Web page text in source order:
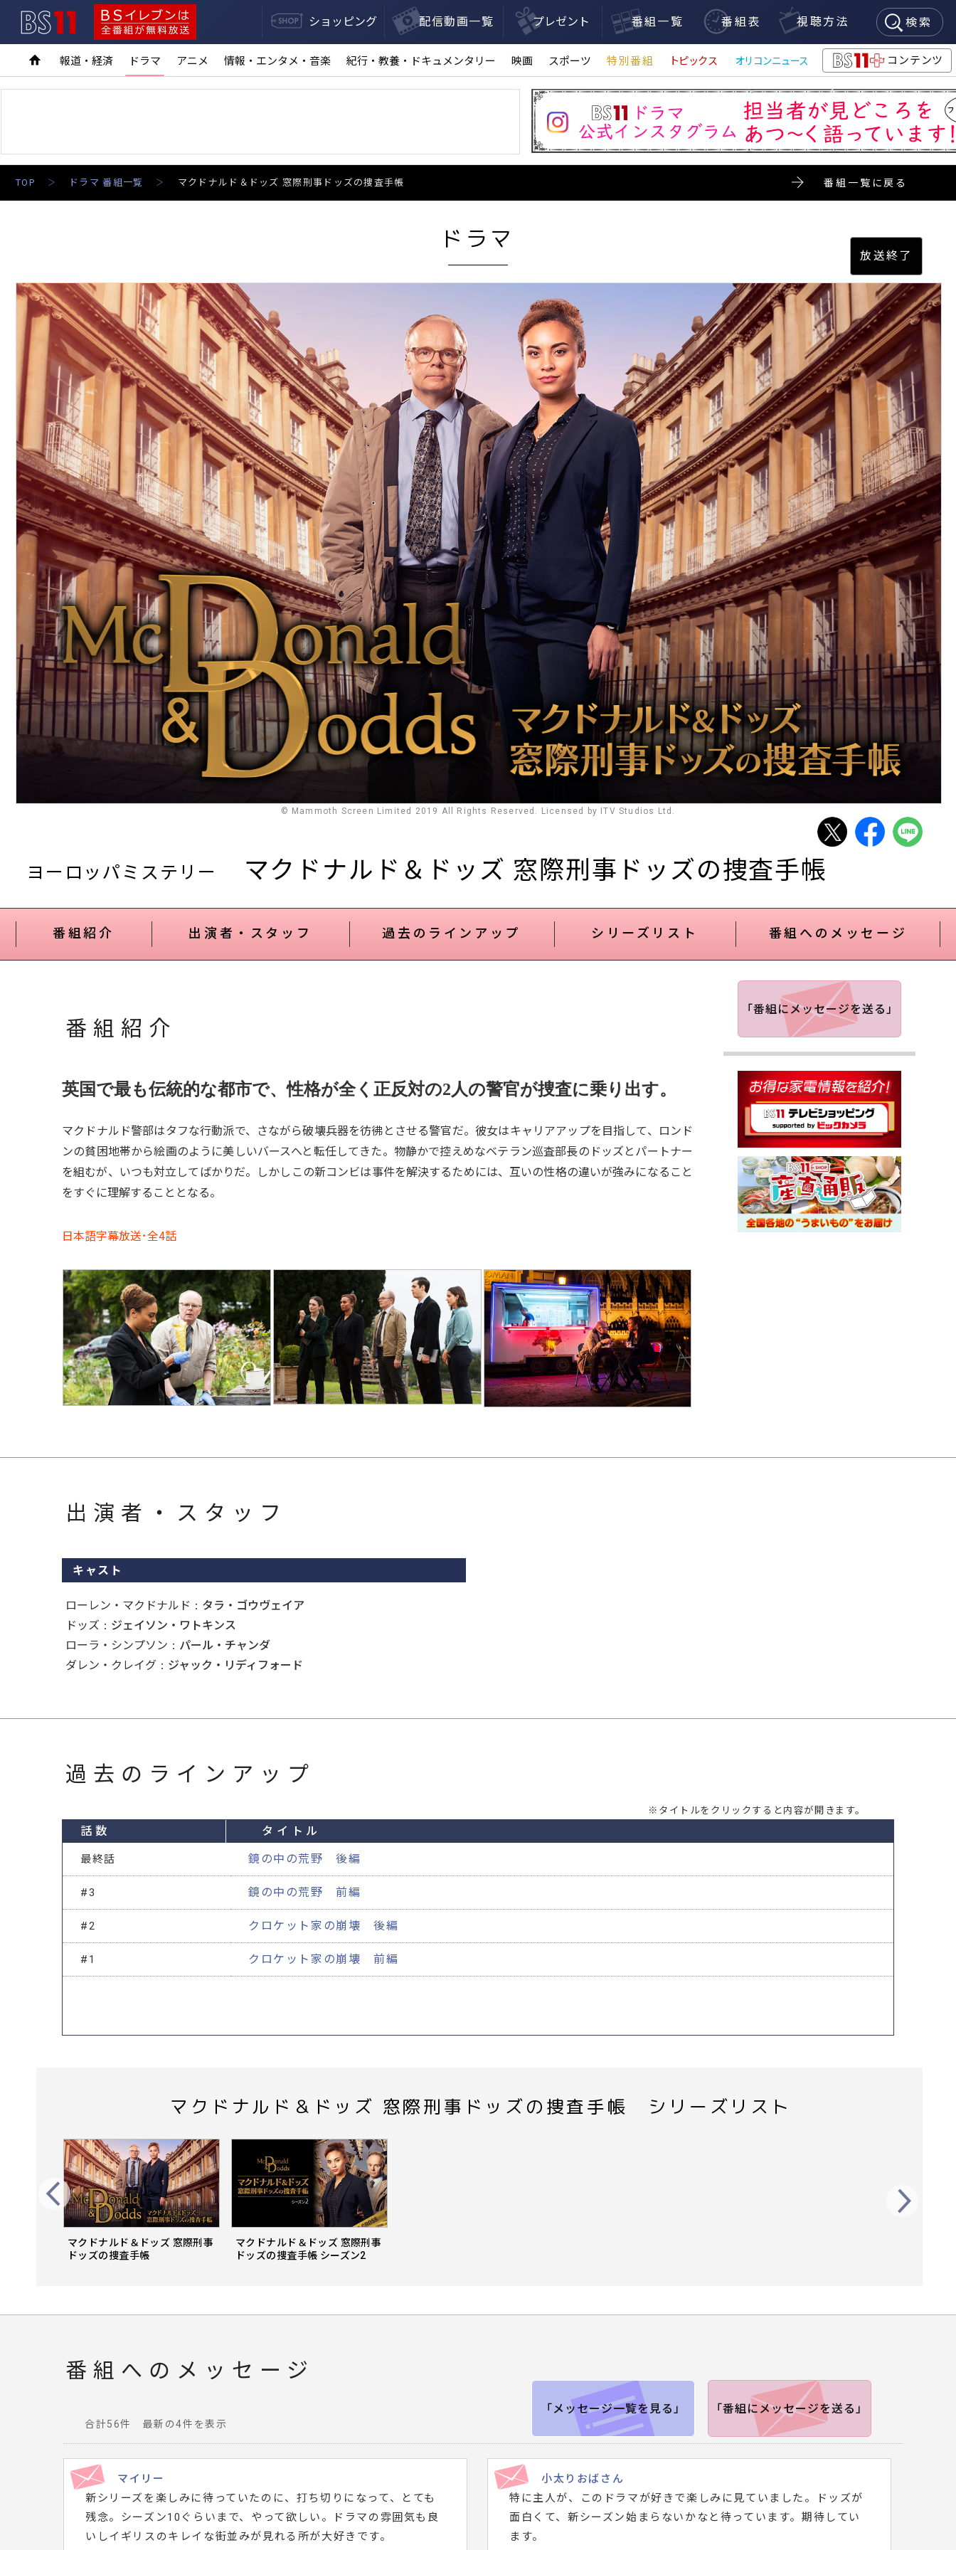
BSイレブンは全番組が無料放送
ショッピング 配信動画一覧 プレゼント 番組一覧 番組表 視聴方法 検索
報道・経済 ドラマ アニメ 情報・エンタメ・音楽 紀行・教養・ドキュメンタリー 映画 スポーツ 特別番組 トピックス
オリコンニュース
BS11+
コンテンツ
TOP ドラマ 番組一覧 マクドナルド＆ドッズ 窓際刑事ドッズの捜査手帳 番組一覧に戻る
ドラマ
© Mammoth Screen Limited 2019 All Rights Reserved. Licensed by ITV Studios Ltd.
ヨーロッパミステリー マクドナルド＆ドッズ 窓際刑事ドッズの捜査手帳
番組紹介 出演者・スタッフ 過去のラインアップ シリーズリスト 番組へのメッセージ
「番組にメッセージを送る」
番組紹介
英国で最も伝統的な都市で、性格が全く正反対の2人の警官が捜査に乗り出す。
マクドナルド警部はタフな行動派で、さながら破壊兵器を彷彿とさせる警官だ。彼女はキャリアアップを目指して、ロンド
ンの貧困地帯から絵画のように美しいバースへと転任してきた。物静かで控えめなベテラン巡査部長のドッズとパートナー
を組むが、いつも対立してばかりだ。しかしこの新コンビは事件を解決するためには、互いの性格の違いが強みになること
をすぐに理解することとなる。
日本語字幕放送･全4話
出演者・スタッフ
キャスト
ローレン・マクドナルド
タラ・ゴウヴェイア
ドッズ
ジェイソン・ワトキンス
ローラ・シンプソン
パール・チャンダ
ダレン・クレイグ
ジャック・リディフォード
過去のラインアップ
※タイトルをクリックすると内容が開きます。
話数 タイトル
最終話 鏡の中の荒野 後編
#3 鏡の中の荒野 前編
#2 クロケット家の崩壊 後編
#1 クロケット家の崩壊 前編
マクドナルド＆ドッズ 窓際刑事ドッズの捜査手帳 シリーズリスト
マクドナルド＆ドッズ 窓際刑事
ドッズの捜査手帳
マクドナルド＆ドッズ 窓際刑事
ドッズの捜査手帳 シーズン2
番組へのメッセージ
組
へ
寄
「メッセージ一覧を見る」 「番組にメッセージを送る」
合計56件 最新の4件を表示
マイリー
新シリーズを楽しみに待っていたのに、打ち切りになって、とても
残念。シーズン10ぐらいまで、やって欲しい。ドラマの雰囲気も良
いしイギリスのキレイな街並みが見れる所が大好きです。
小太りおばさん
特に主人が、このドラマが好きで楽しみに見ていました。ドッズが
面白くて、新シーズン始まらないかなと待っています。期待してい
ます。